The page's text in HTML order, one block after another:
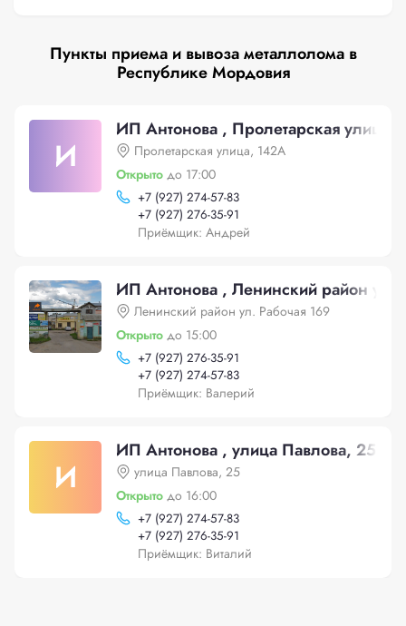
Пункты приема и вывоза металлолома в
Республике Мордовия
И
ИП Антонова , Пролетарская улица,
Пролетарская улица, 142А
Открыто до 17:00
+7 (927) 274-57-83
+7 (927) 276-35-91
Приёмщик: Андрей
ИП Антонова , Ленинский район ул.
Ленинский район ул. Рабочая 169
Открыто до 15:00
+7 (927) 276-35-91
+7 (927) 274-57-83
Приёмщик: Валерий
И
ИП Антонова , улица Павлова, 25
улица Павлова, 25
Открыто до 16:00
+7 (927) 274-57-83
+7 (927) 276-35-91
Приёмщик: Виталий